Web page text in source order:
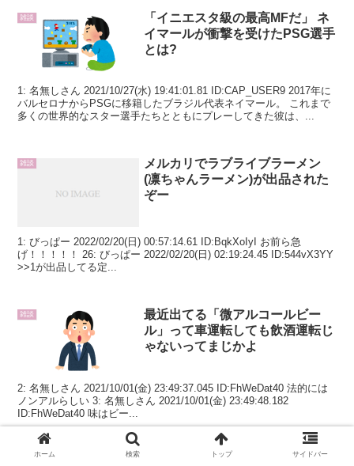
雑談
「イニエスタ級の最高MFだ」 ネ
イマールが衝撃を受けたPSG選手
とは?
1: 名無しさん 2021/10/27(水) 19:41:01.81 ID:CAP_USER9 2017年に
バルセロナからPSGに移籍したブラジル代表ネイマール。 これまで
多くの世界的なスター選手たちとともにプレーしてきた彼は、...
雑談
メルカリでラブライブラーメン
(凛ちゃんラーメン)が出品された
ぞー
1: びっぱー 2022/02/20(日) 00:57:14.61 ID:BqkXoIyI お前ら急
げ！！！！！ 26: びっぱー 2022/02/20(日) 02:19:24.45 ID:544vX3YY
>>1が出品してる定...
雑談
最近出てる「微アルコールビー
ル」って車運転しても飲酒運転じ
ゃないってまじかよ
2: 名無しさん 2021/10/01(金) 23:49:37.045 ID:FhWeDat40 法的には
ノンアルらしい 3: 名無しさん 2021/10/01(金) 23:49:48.182
ID:FhWeDat40 味はビー...
【驚愕】パンドラ文書現職・過去
ホーム 検索 トップ サイドバー